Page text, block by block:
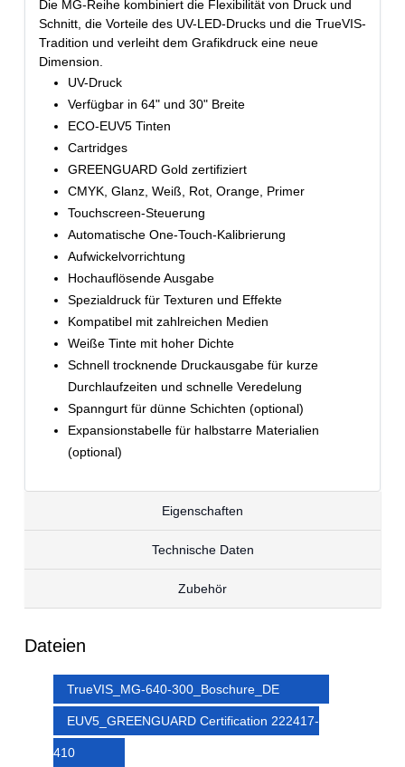
Die MG-Reihe kombiniert die Flexibilität von Druck und
Schnitt, die Vorteile des UV-LED-Drucks und die TrueVIS-
Tradition und verleiht dem Grafikdruck eine neue
Dimension.
UV-Druck
Verfügbar in 64" und 30" Breite
ECO-EUV5 Tinten
Cartridges
GREENGUARD Gold zertifiziert
CMYK, Glanz, Weiß, Rot, Orange, Primer
Touchscreen-Steuerung
Automatische One-Touch-Kalibrierung
Aufwickelvorrichtung
Hochauflösende Ausgabe
Spezialdruck für Texturen und Effekte
Kompatibel mit zahlreichen Medien
Weiße Tinte mit hoher Dichte
Schnell trocknende Druckausgabe für kurze
Durchlaufzeiten und schnelle Veredelung
Spanngurt für dünne Schichten (optional)
Expansionstabelle für halbstarre Materialien
(optional)
Eigenschaften
Technische Daten
Zubehör
Dateien
TrueVIS_MG-640-300_Boschure_DE
EUV5_GREENGUARD Certification 222417-
410